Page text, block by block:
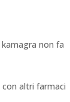
non fa
altri farmaci